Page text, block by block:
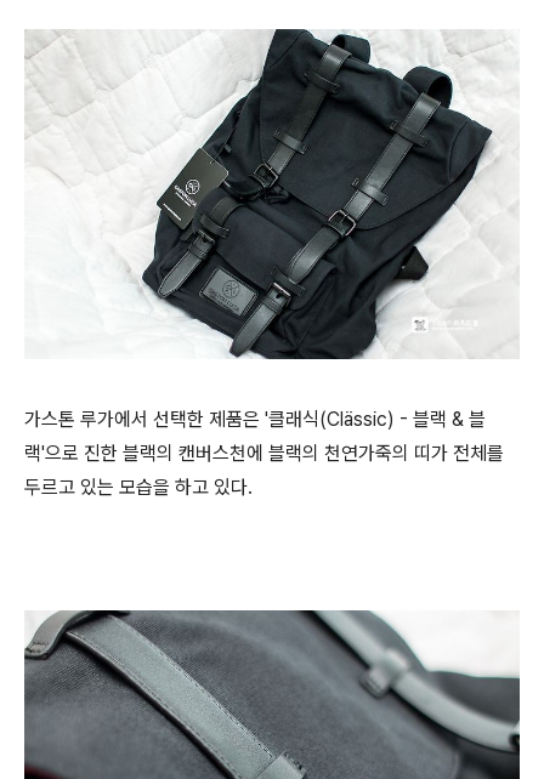
가스톤 루가에서 선택한 제품은 '클래식(Clässic) - 블랙 & 블
랙'으로 진한 블랙의 캔버스천에 블랙의 천연가죽의 띠가 전체를
두르고 있는 모습을 하고 있다.